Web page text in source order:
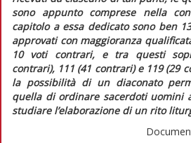
sono appunto comprese nella
capitolo a essa dedicato sono ben
approvati con maggioranza
10 voti contrari, e tra questi
contrari), 111 (41 contrari) e 119 (29
la possibilità di un diaconato
quella di ordinare sacerdoti uomini
studiare l’elaborazione di un rito